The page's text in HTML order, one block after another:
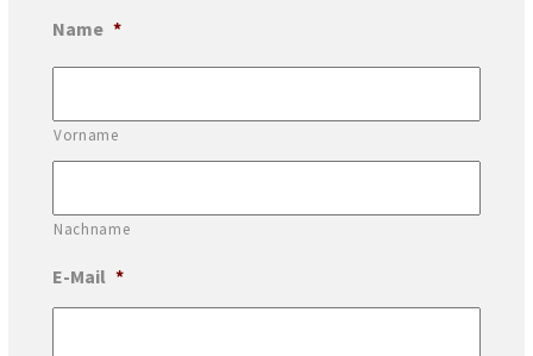
Name *
Vorname
Nachname
E-Mail *